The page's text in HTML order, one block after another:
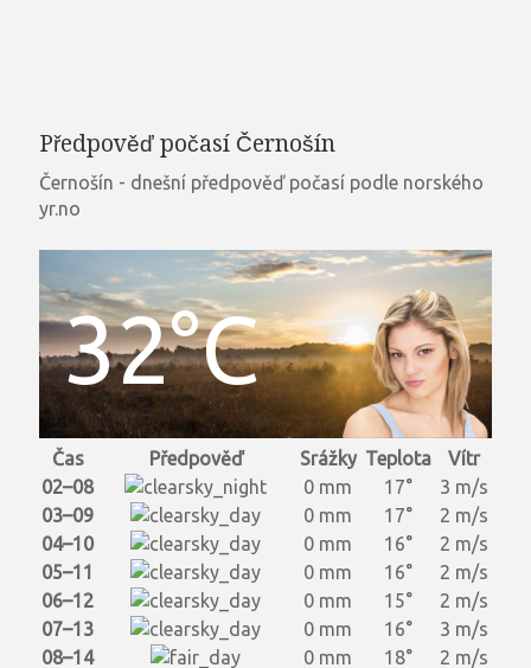
Předpověď počasí Černošín
Černošín - dnešní předpověď počasí podle norského
yr.no
32°C
Čas Předpověď Srážky Teplota
Vítr
02–08
0 mm 17°
3 m/s
03–09
0 mm 17°
2 m/s
04–10
0 mm 16°
2 m/s
05–11
0 mm 16°
2 m/s
06–12
0 mm 15°
2 m/s
07–13
0 mm 16°
3 m/s
08–14
0 mm 18°
2 m/s